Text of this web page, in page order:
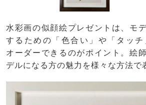
水彩画の似顔絵プレゼントは、モ
するための「色合い」や「タッ
オーダーできるのがポイント。絵
デルになる方の魅力を様々な方法で